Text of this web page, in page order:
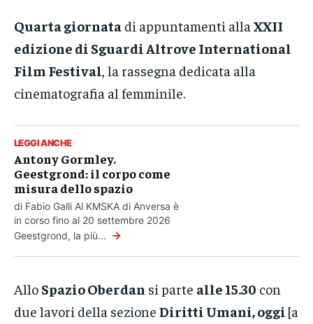
Quarta giornata di appuntamenti alla XXII
edizione di Sguardi Altrove International
Film Festival, la rassegna dedicata alla
cinematografia al femminile.
LEGGI ANCHE
Antony Gormley.
Geestgrond: il corpo come
misura dello spazio
di Fabio Galli Al KMSKA di Anversa è
in corso fino al 20 settembre 2026
Geestgrond, la più... →
Allo Spazio Oberdan si parte alle 15.30 con
due lavori della sezione Diritti Umani, oggi [a